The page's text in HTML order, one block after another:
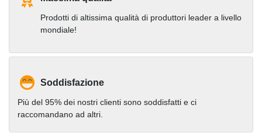
Prodotti di altissima qualità di produttori leader a livello
mondiale!
Soddisfazione
Più del 95% dei nostri clienti sono soddisfatti e ci
raccomandano ad altri.